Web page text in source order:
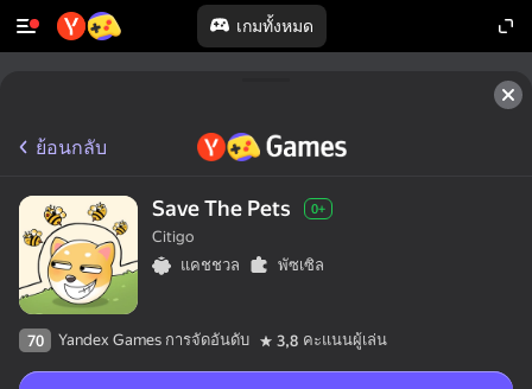
เกมทั้งหมด
ย้อนกลับ
Save The Pets 0+
Citigo
แคชชวล
พัซเซิล
70 Yandex Games การจัดอันดับ 3,8 คะแนนผู้เล่น